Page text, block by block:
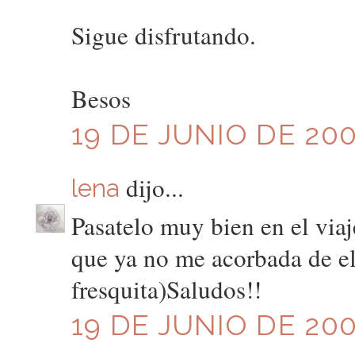
Sigue disfrutando.
Besos
19 DE JUNIO DE
lena dijo...
Pasatelo muy bien en el
que ya no me acorbada de
fresquita)Saludos!!
19 DE JUNIO DE